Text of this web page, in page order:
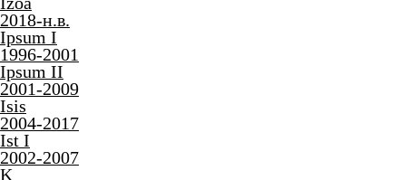
2018-н.в.
Ipsum I
1996-2001
Ipsum II
2001-2009
Isis
2004-2017
Ist I
2002-2007
K